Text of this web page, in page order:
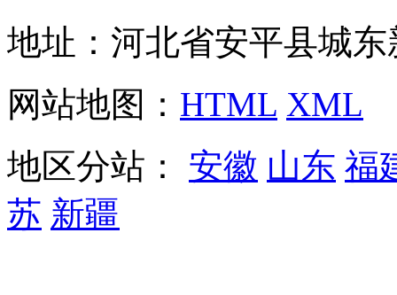
地址：河北省安平县城
网站地图： HTML XML
地区分站： 安徽 山东 福
苏 新疆